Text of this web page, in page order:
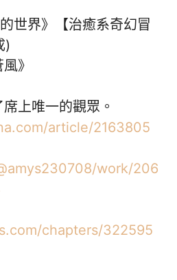
世界》【治癒系奇幻冒
)
》
上唯一的觀眾。
article/2163805
work/206
chapters/322595